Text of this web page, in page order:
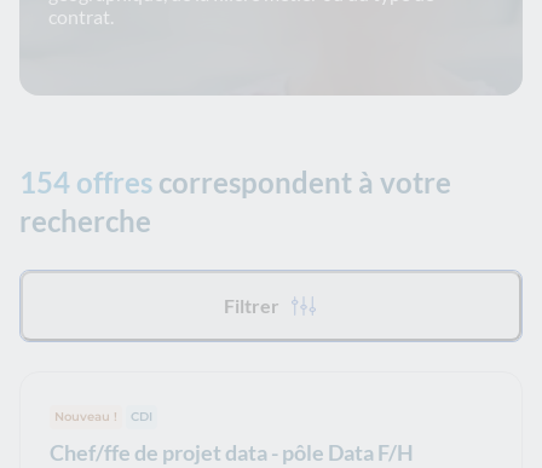
contrat.
154 offres correspondent à votre
recherche
Tous les filtres appliqués :
Filtrer
Nouveau ! Type de contrat :
CDI
Chef/ffe de projet data - pôle Data F/H